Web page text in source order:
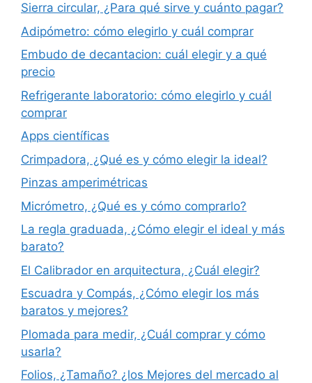
Sierra circular, ¿Para qué sirve y cuánto pagar?
Adipómetro: cómo elegirlo y cuál comprar
Embudo de decantacion: cuál elegir y a qué
precio
Refrigerante laboratorio: cómo elegirlo y cuál
comprar
Apps científicas
Crimpadora, ¿Qué es y cómo elegir la ideal?
Pinzas amperimétricas
Micrómetro, ¿Qué es y cómo comprarlo?
La regla graduada, ¿Cómo elegir el ideal y más
barato?
El Calibrador en arquitectura, ¿Cuál elegir?
Escuadra y Compás, ¿Cómo elegir los más
baratos y mejores?
Plomada para medir, ¿Cuál comprar y cómo
usarla?
Folios, ¿Tamaño? ¿los Mejores del mercado al